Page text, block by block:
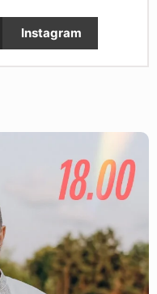
Instagram